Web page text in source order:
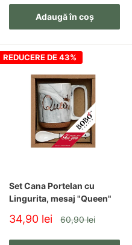
Adaugă în coș
REDUCERE DE 43%
Set Cana Portelan cu
Lingurita, mesaj "Queen"
Pret
redus
34,90 lei Pret
60,90 lei